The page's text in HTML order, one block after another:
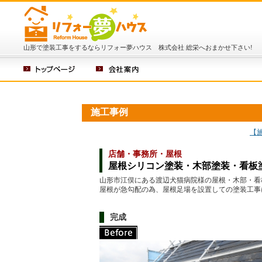
山形で塗装工事をするならリフォー夢ハウス 株式会社 総栄へおまかせ下さい!
施工事例
【
店舗・事務所・屋根
屋根シリコン塗装・木部塗装・看板
山形市江俣にある渡辺犬猫病院様の屋根・木部・
屋根が急勾配の為、屋根足場を設置しての塗装工
完成